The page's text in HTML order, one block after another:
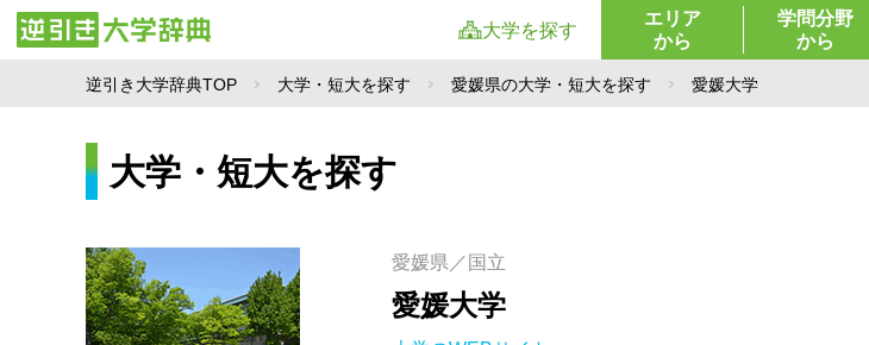
大学を探す
エリア
から
学問分野
から
逆引き大学辞典TOP 大学・短大を探す 愛媛県の大学・短大を探す 愛媛大学
大学・短大を探す
愛媛県／国立
愛媛大学